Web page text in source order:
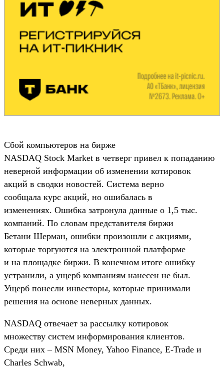
Сбой компьютеров на бирже
NASDAQ Stock Market в четверг привел к попаданию
неверной информации об изменении котировок
акций в сводки новостей. Система верно
сообщала курс акций, но ошибалась в
изменениях. Ошибка затронула данные о 1,5 тыс.
компаний. По словам представителя биржи
Бетани Шерман, ошибки произошли с акциями,
которые торгуются на электронной платформе
и на площадке биржи. В конечном итоге ошибку
устранили, а ущерб компаниям нанесен не был.
Ущерб понесли инвесторы, которые принимали
решения на основе неверных данных.
NASDAQ отвечает за рассылку котировок
множеству систем информирования клиентов.
Среди них – MSN Money, Yahoo Finance, E-Trade и
Charles Schwab,